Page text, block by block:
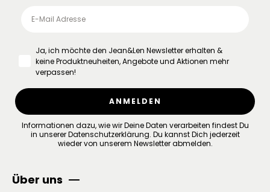
Ja, ich möchte den Jean&Len Newsletter erhalten &
keine Produktneuheiten, Angebote und Aktionen mehr
verpassen!
ANMELDEN
Informationen dazu, wie wir Deine Daten verarbeiten findest Du
in unsererDatenschutzerklärung. Du kannst Dich jederzeit
wieder von unserem Newsletter abmelden.
Über uns